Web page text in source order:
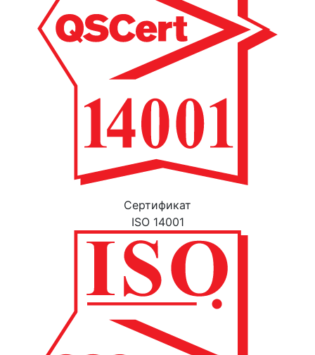
Cертификат
ISO 14001